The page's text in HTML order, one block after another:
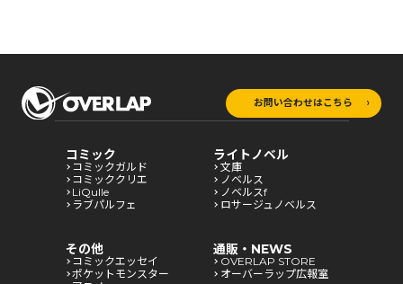
お問い合わせはこちら
コミック
コミックガルド
コミッククリエ
LiQulle
ラブパルフェ
ライトノベル
文庫
ノベルス
ノベルスf
ロサージュノベルス
その他
コミックエッセイ
ポケットモンスター
通販・NEWS
OVERLAP STORE
オーバーラップ広報室